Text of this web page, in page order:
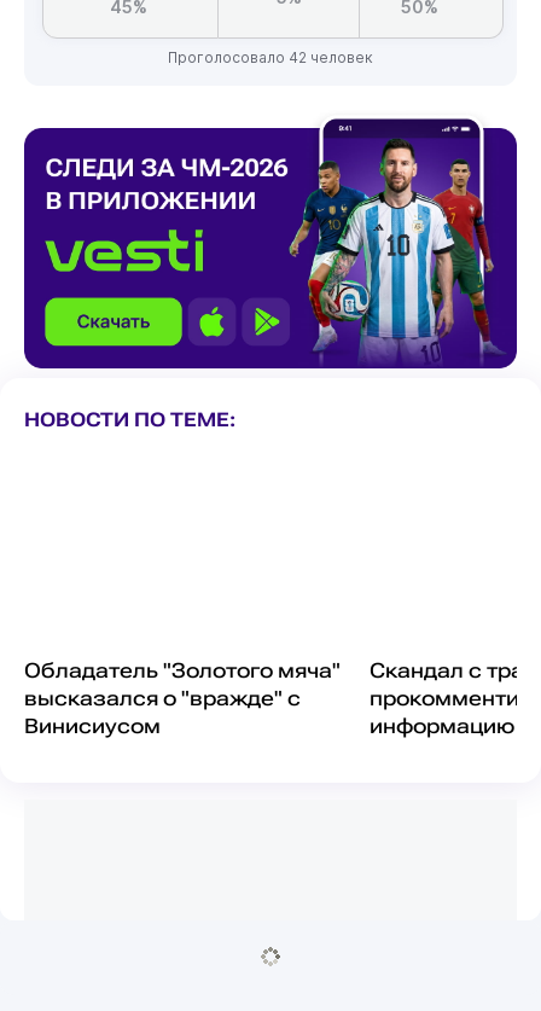
45% 50%
Проголосовало 42 человек
НОВОСТИ ПО ТЕМЕ:
Обладатель "Золотого мяча"
высказался о "вражде" с
Винисиусом
Скандал с
информацию о